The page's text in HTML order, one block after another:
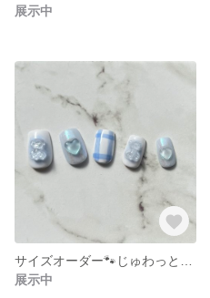
展示中
展示中